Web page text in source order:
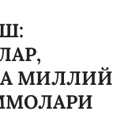
МИЛЛИЙ